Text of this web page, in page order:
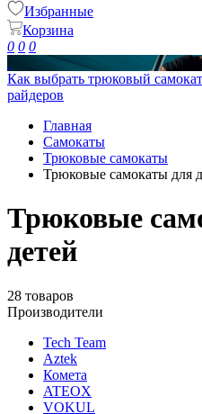
Избранные
Корзина
0 0 0
Как выбрать трюковый самокат
райдеров
Главная
Самокаты
Трюковые самокаты
Трюковые самокаты для
Трюковые
детей
28 товаров
Производители
Tech Team
Aztek
Комета
ATEOX
VOKUL